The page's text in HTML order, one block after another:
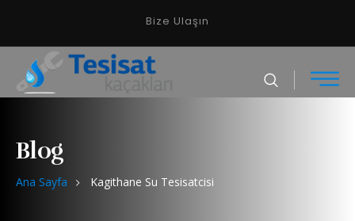
Bize Ulaşın
Blog
Ana Sayfa Kagithane Su Tesisatcisi